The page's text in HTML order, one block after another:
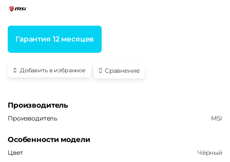
Гарантия 12 месяцев
Добавить в избранное Сравнение
Производитель
Производитель MSI
Особенности модели
Цвет Чёрный